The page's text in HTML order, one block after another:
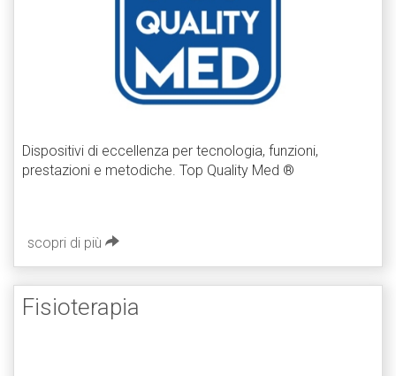
Dispositivi di eccellenza per tecnologia, funzioni,
prestazioni e metodiche. Top Quality Med ®
scopri di più
Fisioterapia